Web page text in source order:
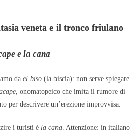
veneta e il tronco friulano
e la cana
da el biso (la biscia): non serve spiegare
, onomatopeico che imita il rumore di
per descrivere un’erezione improvvisa.
i turisti è la cana. Attenzione: in italiano